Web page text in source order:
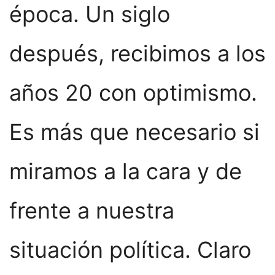
época. Un siglo
después, recibimos a los
años 20 con optimismo.
Es más que necesario si
miramos a la cara y de
frente a nuestra
situación política. Claro